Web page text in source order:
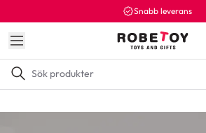
Snabb leverans